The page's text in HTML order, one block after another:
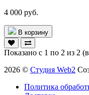
4 000 руб.
В корзину
Показано с 1 по 2 из 2
2026 © Студия Web2
Политика